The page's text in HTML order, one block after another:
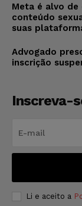
Meta é alvo de
conteúdo
suas
Advogado
inscrição
Inscreva-
Li e aceito a